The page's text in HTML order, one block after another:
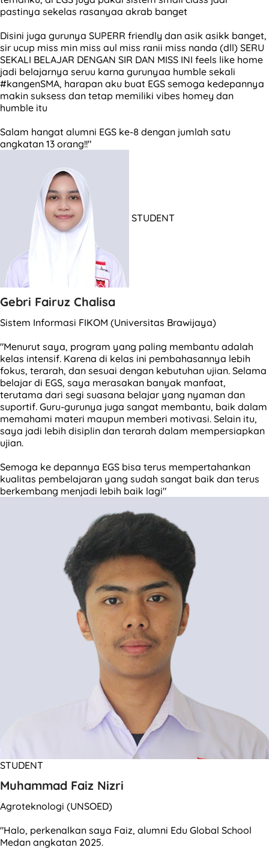
pastinya sekelas rasanyaa akrab banget
Disini juga gurunya SUPERR friendly dan asik asikk banget,
sir ucup miss min miss aul miss ranii miss nanda (dll) SERU
SEKALI BELAJAR DENGAN SIR DAN MISS INI feels like home
jadi belajarnya seruu karna gurunyaa humble sekali
#kangenSMA, harapan aku buat EGS semoga kedepannya
makin suksess dan tetap memiliki vibes homey dan
humble itu
Salam hangat alumni EGS ke-8 dengan jumlah satu
angkatan 13 orang!!"
STUDENT
Gebri Fairuz Chalisa
Sistem Informasi FIKOM (Universitas Brawijaya)
"Menurut saya, program yang paling membantu adalah
kelas intensif. Karena di kelas ini pembahasannya lebih
fokus, terarah, dan sesuai dengan kebutuhan ujian. Selama
belajar di EGS, saya merasakan banyak manfaat,
terutama dari segi suasana belajar yang nyaman dan
suportif. Guru-gurunya juga sangat membantu, baik dalam
memahami materi maupun memberi motivasi. Selain itu,
saya jadi lebih disiplin dan terarah dalam mempersiapkan
ujian.
Semoga ke depannya EGS bisa terus mempertahankan
kualitas pembelajaran yang sudah sangat baik dan terus
berkembang menjadi lebih baik lagi"
STUDENT
Muhammad Faiz Nizri
Agroteknologi (UNSOED)
"Halo, perkenalkan saya Faiz, alumni Edu Global School
Medan angkatan 2025.